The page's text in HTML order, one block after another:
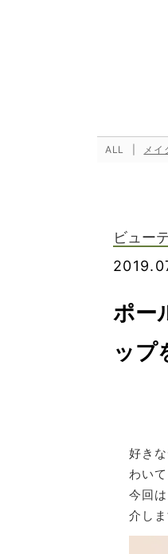
ALL メイ
ビュー
ポー
ップ
好き
わい
今回
介しま